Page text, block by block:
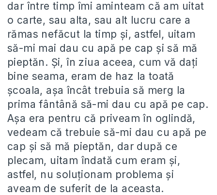
dar între timp îmi aminteam că am uitat
o carte, sau alta, sau alt lucru care a
rămas nefăcut la timp și, astfel, uitam
să-mi mai dau cu apă pe cap și să mă
pieptăn. Și, în ziua aceea, cum vă dați
bine seama, eram de haz la toată
școala, așa încât trebuia să merg la
prima fântână să-mi dau cu apă pe cap.
Așa era pentru că priveam în oglindă,
vedeam că trebuie să-mi dau cu apă pe
cap și să mă pieptăn, dar după ce
plecam, uitam îndată cum eram și,
astfel, nu soluționam problema și
aveam de suferit de la aceasta.